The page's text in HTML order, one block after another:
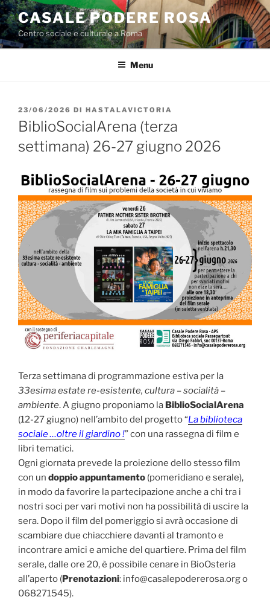
Salta
al
contenuto
CASALE PODERE ROSA
Centro sociale e culturale a Roma
Menu
PUBBLICATO
IL
23/06/2026 DI HASTALAVICTORIA
BiblioSocialArena (terza
settimana) 26-27 giugno 2026
Terza settimana di programmazione estiva per la
33esima estate re-esistente, cultura – socialità –
ambiente. A giugno proponiamo la BiblioSocialArena
(12-27 giugno) nell’ambito del progetto “La biblioteca
sociale …oltre il giardino !” con una rassegna di film e
libri tematici.
Ogni giornata prevede la proiezione dello stesso film
con un doppio appuntamento (pomeridiano e serale),
in modo da favorire la partecipazione anche a chi tra i
nostri soci per vari motivi non ha possibilità di uscire la
sera. Dopo il film del pomeriggio si avrà occasione di
scambiare due chiacchiere davanti al tramonto e
incontrare amici e amiche del quartiere. Prima del film
serale, dalle ore 20, è possibile cenare in BioOsteria
all’aperto ( Prenotazioni: info@casalepodererosa.org o
068271545).